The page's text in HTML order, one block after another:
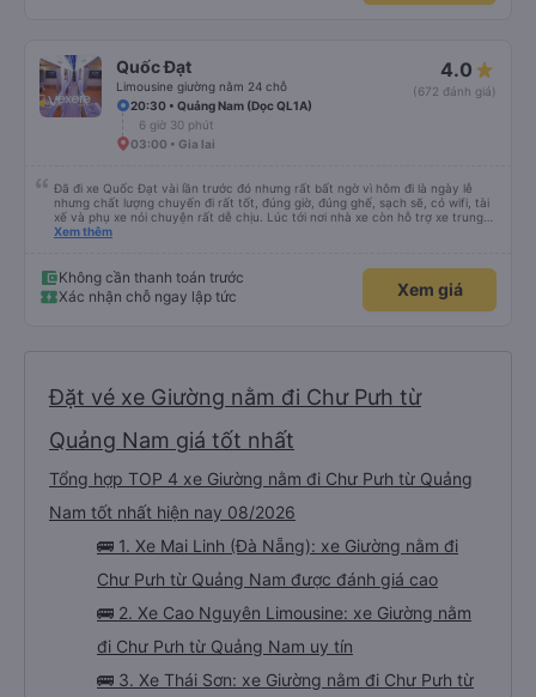
Quốc Đạt
Limousine giường nằm 24 chỗ
4.0
(672 đánh giá)
20:30 • Quảng Nam (Dọc QL1A)
6 giờ 30 phút
03:00 • Gia lai
Đã đi xe Quốc Đạt vài lần trước đó nhưng rất bất ngờ vì hôm đi là ngày lễ
nhưng chất lượng chuyến đi rất tốt, đúng giờ, đúng ghế, sạch sẽ, có wifi, tài
xế và phụ xe nói chuyện rất dễ chịu. Lúc tới nơi nhà xe còn hỗ trợ xe trung
chuyển tới tận nhà. 10đ cho nhà xe, hy vọng nhà xe duy trì được chất lượng
Xem thêm
Không cần thanh toán trước
Xác nhận chỗ ngay lập tức
Xem giá
Đặt vé xe Giường nằm đi Chư Pưh từ
Quảng Nam giá tốt nhất
Tổng hợp TOP 4 xe Giường nằm đi Chư Pưh từ Quảng
Nam tốt nhất hiện nay 08/2026
🚌 1. Xe Mai Linh (Đà Nẵng): xe Giường nằm đi
Chư Pưh từ Quảng Nam được đánh giá cao
🚌 2. Xe Cao Nguyên Limousine: xe Giường nằm
đi Chư Pưh từ Quảng Nam uy tín
🚌 3. Xe Thái Sơn: xe Giường nằm đi Chư Pưh từ